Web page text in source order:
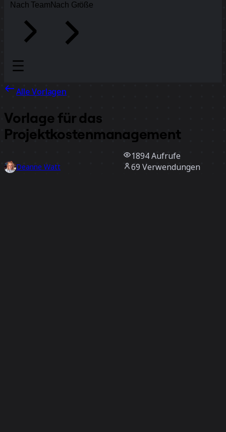
Nach Team Nach Größe
Alle Vorlagen
Vorlage für das
Projektkostenmanagement
Deanne Watt
1894Aufrufe
69 Verwendungen